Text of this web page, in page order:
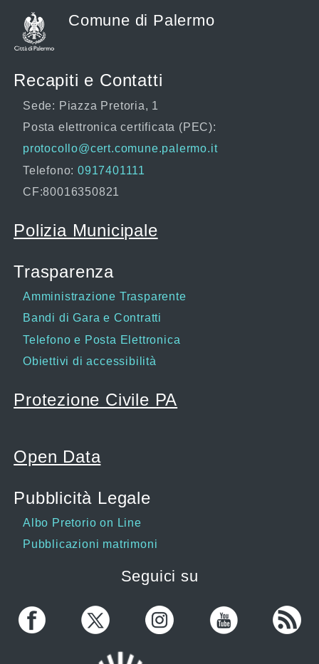
Comune di Palermo
Recapiti e Contatti
Sede: Piazza Pretoria, 1
Posta elettronica certificata (PEC):
protocollo@cert.comune.palermo.it
Telefono: 0917401111
CF:80016350821
Polizia Municipale
Trasparenza
Amministrazione Trasparente
Bandi di Gara e Contratti
Telefono e Posta Elettronica
Obiettivi di accessibilità
Protezione Civile PA
Open Data
Pubblicità Legale
Albo Pretorio on Line
Pubblicazioni matrimoni
Seguici su